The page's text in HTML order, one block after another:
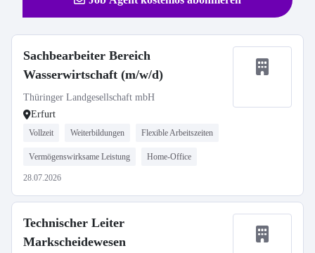
Sachbearbeiter Bereich
Wasserwirtschaft (m/w/d)
Thüringer Landgesellschaft mbH
Erfurt
Vollzeit Weiterbildungen Flexible Arbeitszeiten
Vermögenswirksame Leistung Home-Office
28.07.2026
Technischer Leiter
Markscheidewesen